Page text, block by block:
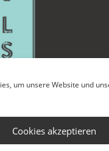
um unsere Website und
Cookies akzeptieren